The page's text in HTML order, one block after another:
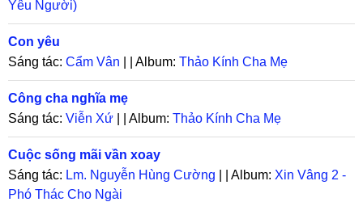
Yêu Người)
Con yêu
Sáng tác: Cẩm Vân | | Album: Thảo Kính Cha Mẹ
Công cha nghĩa mẹ
Sáng tác: Viễn Xứ | | Album: Thảo Kính Cha Mẹ
Cuộc sống mãi vần xoay
Sáng tác: Lm. Nguyễn Hùng Cường | | Album: Xin Vâng 2 -
Phó Thác Cho Ngài